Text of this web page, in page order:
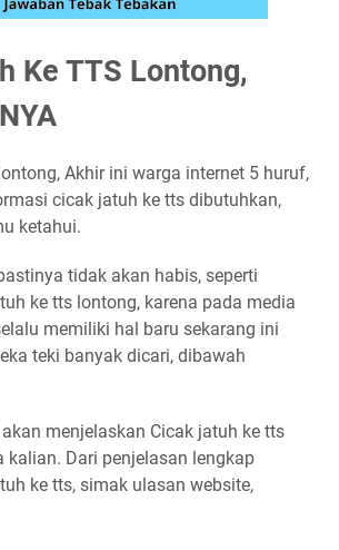
Ke TTS Lontong,
Akhir ini warga internet 5 huruf,
cicak jatuh ke tts dibutuhkan,
ketahui.
tidak akan habis, seperti
ke tts lontong, karena pada media
memiliki hal baru sekarang ini
teki banyak dicari, dibawah
menjelaskan Cicak jatuh ke tts
kalian. Dari penjelasan lengkap
ke tts, simak ulasan website,